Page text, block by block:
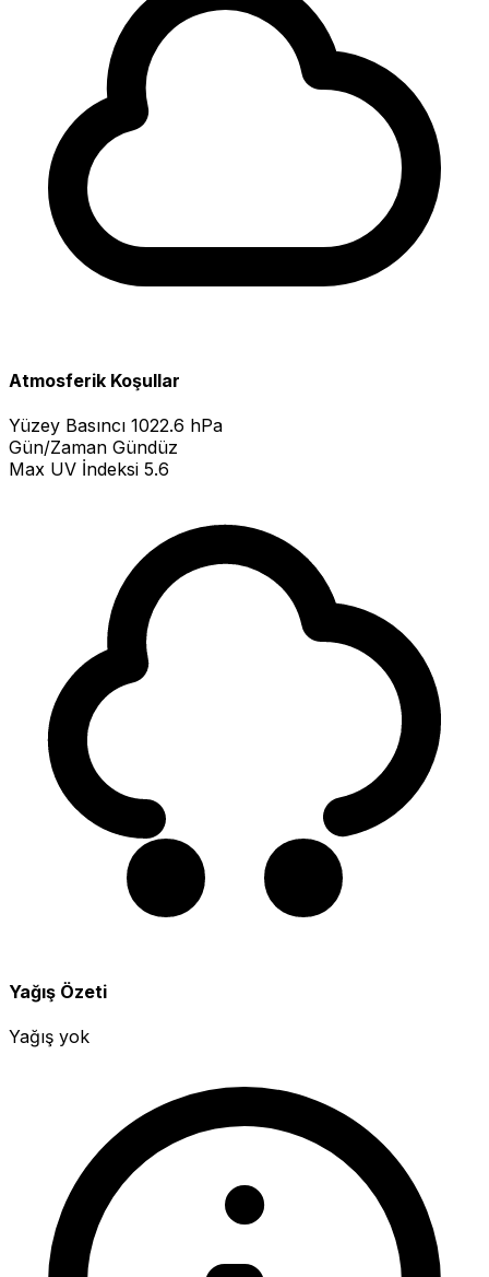
Atmosferik Koşullar
Yüzey Basıncı 1022.6 hPa
Gün/Zaman Gündüz
Max UV İndeksi 5.6
Yağış Özeti
Yağış yok